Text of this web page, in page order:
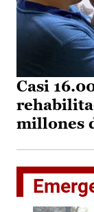
Casi
millones